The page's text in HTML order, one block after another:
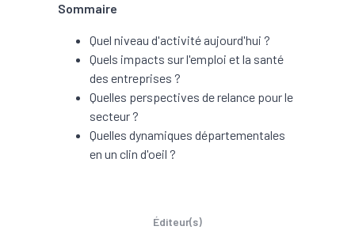
Sommaire
Quel niveau d'activité aujourd'hui ?
Quels impacts sur l'emploi et la santé
des entreprises ?
Quelles perspectives de relance pour le
secteur ?
Quelles dynamiques départementales
en un clin d'oeil ?
Éditeur(s)